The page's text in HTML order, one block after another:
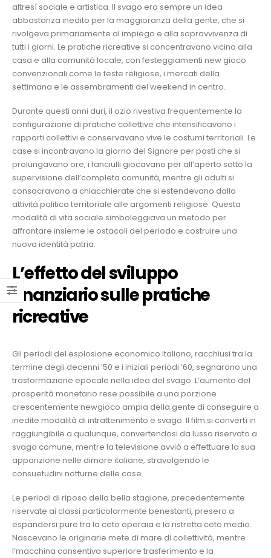
altresì sociale e artistica. Il svago era sempre un idea
abbastanza inedito per la maggioranza della gente, che si
rivolgeva primariamente al impiego e alla sopravvivenza di
tutti i giorni. Le pratiche ricreative si concentravano vicino alla
casa e alla comunità locale, con festeggiamenti new gioco
convenzionali come le feste religiose, i mercati della
settimana e le assembramenti del weekend in centro.
Durante questi anni duri, il ozio rivestiva frequentemente la
configurazione di pratiche collettive che intensificavano i
rapporti collettivi e conservavano vive le costumi territoriali. Le
case si incontravano la giorno del Signore per pasti che si
prolungavano ore, i fanciulli giocavano per all’aperto sotto la
supervisione dell’completa comunità, mentre gli adulti si
consacravano a chiacchierate che si estendevano dalla
attività politica territoriale alle argomenti religiose. Questa
modalità di vita sociale simboleggiava un metodo per
affrontare insieme le ostacoli del periodo e costruire una
nuova identità patria.
L’effetto del sviluppo
finanziario sulle pratiche
ricreative
Gli periodi del esplosione economico italiano, racchiusi tra la
termine degli decenni ’50 e i iniziali periodi ’60, segnarono una
trasformazione epocale nella idea del svago. L’aumento del
prosperità monetario rese possibile a una porzione
crescentemente newgioco ampia della gente di conseguire a
inedite modalità di intrattenimento e svago. Il film si convertì in
raggiungibile a qualunque, convertendosi da lusso riservato a
svago comune, mentre la televisione avviò a effettuare la sua
apparizione nelle dimore italiane, stravolgendo le
consuetudini notturne delle case.
Le periodi di riposo della bella stagione, precedentemente
riservate ai classi particolarmente benestanti, presero a
espandersi pure tra la ceto operaia e la ristretta ceto medio.
Nascevano le originarie mete di mare di collettività, mentre
l’macchina consentiva superiore trasferimento e la